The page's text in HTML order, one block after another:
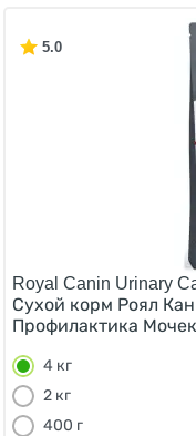
5.0
Royal Canin Urinary
Сухой корм Роял
Профилактика
4 кг
2 кг
400 г